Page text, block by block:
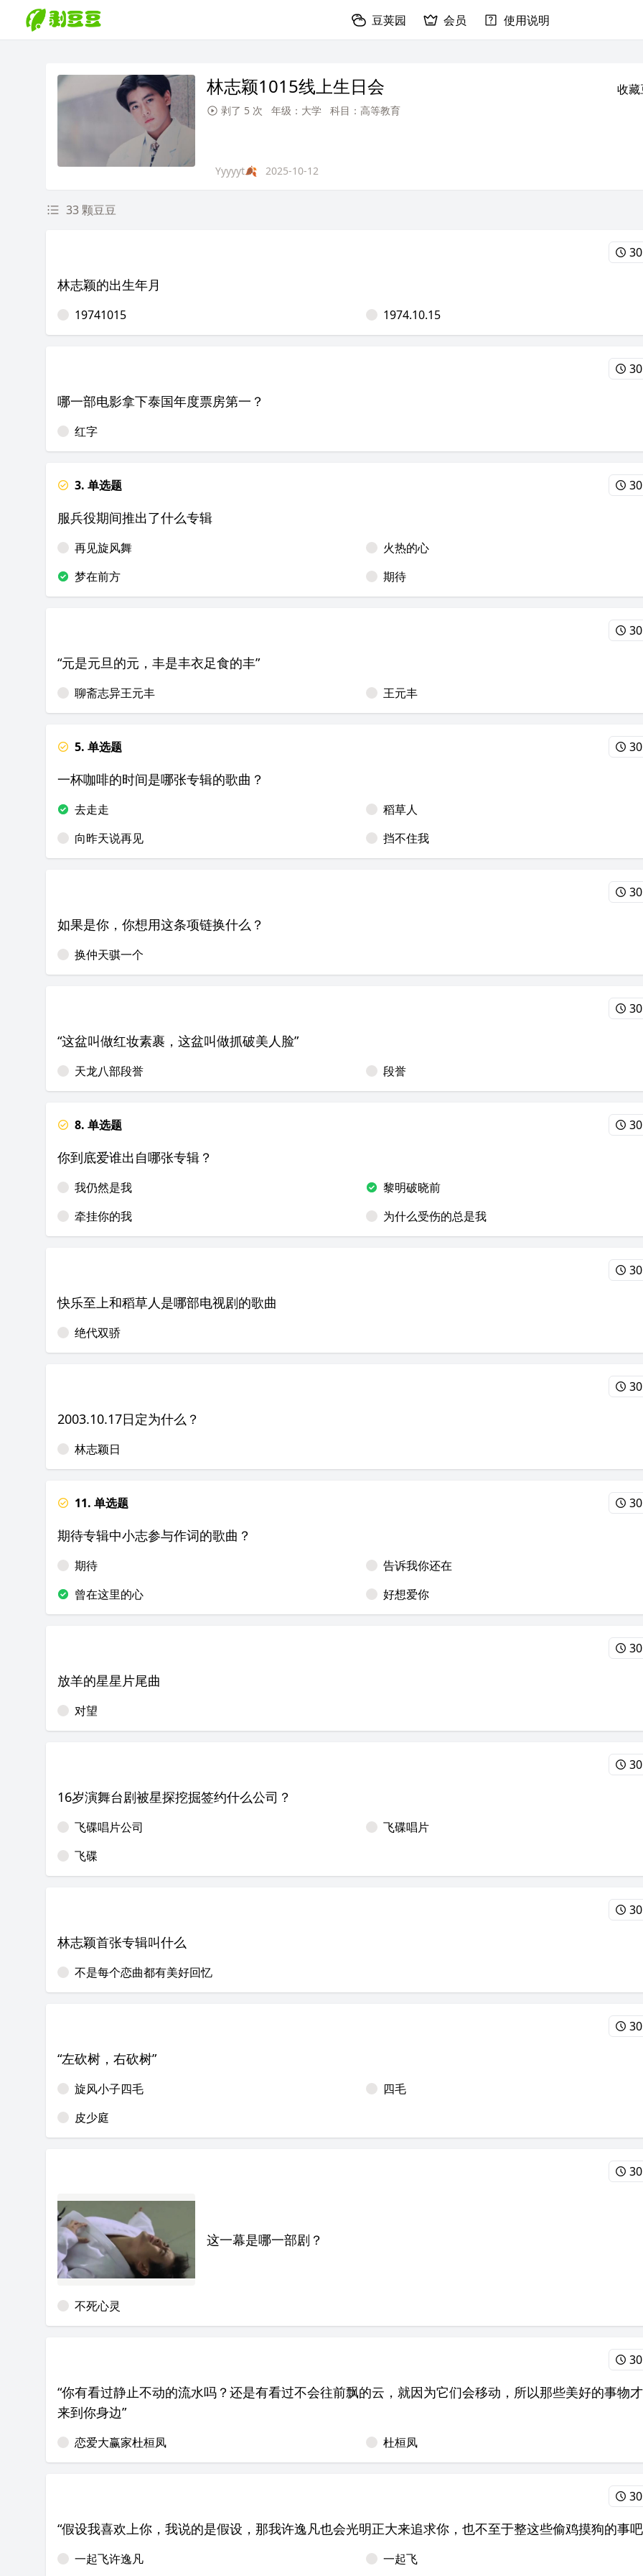
豆荚园 会员 使用说明
林志颖1015线上生日会 收
剥了 5 次 年级：大学 科目：高等教育
Yyyyyt🍂 2025-10-12
33 颗豆豆
林志颖的出生年月
19741015 1974.10.15
哪一部电影拿下泰国年度票房第一？
红字
3. 单选题
服兵役期间推出了什么专辑
再见旋风舞
火热的心
梦在前方
期待
“元是元旦的元，丰是丰衣足食的丰”
聊斋志异王元丰 王元丰
5. 单选题
一杯咖啡的时间是哪张专辑的歌曲？
去走走
稻草人
向昨天说再见
挡不住我
如果是你，你想用这条项链换什么？
换仲天骐一个
“这盆叫做红妆素裹，这盆叫做抓破美人脸”
天龙八部段誉 段誉
8. 单选题
你到底爱谁出自哪张专辑？
我仍然是我
黎明破晓前
牵挂你的我
为什么受伤的总是我
快乐至上和稻草人是哪部电视剧的歌曲
绝代双骄
2003.10.17日定为什么？
林志颖日
11. 单选题
期待专辑中小志参与作词的歌曲？
期待
告诉我你还在
曾在这里的心
好想爱你
放羊的星星片尾曲
对望
16岁演舞台剧被星探挖掘签约什么公司？
飞碟唱片公司
飞碟唱片
飞碟
林志颖首张专辑叫什么
不是每个恋曲都有美好回忆
“左砍树，右砍树”
旋风小子四毛
四毛
皮少庭
这一幕是哪一部剧？
不死心灵
“你有看过静止不动的流水吗？还是有看过不会往前飘的云，就因为它们会移动，所以那些美好的事物
来到你身边”
恋爱大赢家杜桓凤 杜桓凤
“假设我喜欢上你，我说的是假设，那我许逸凡也会光明正大来追求你，也不至于整这些偷鸡摸狗的事
一起飞许逸凡 一起飞